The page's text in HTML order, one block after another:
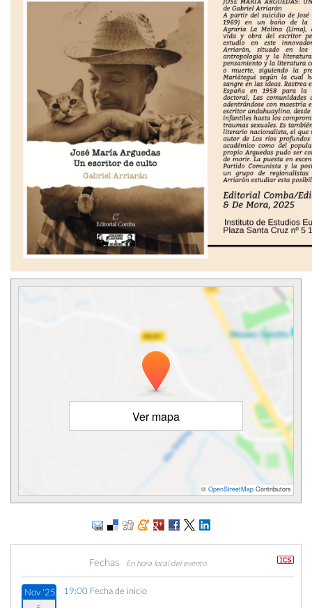
Ver mapa
© OpenStreetMap Contributors
Fechas En hora local del evento
Nov '25
19:00 Fecha de inicio